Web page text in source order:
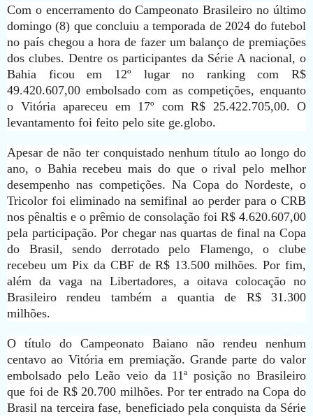
Com o encerramento do Campeonato Brasileiro no último
domingo (8) que concluiu a temporada de 2024 do futebol
no país chegou a hora de fazer um balanço de premiações
dos clubes. Dentre os participantes da Série A nacional, o
Bahia ficou em 12º lugar no ranking com R$
49.420.607,00 embolsado com as competições, enquanto
o Vitória apareceu em 17º com R$ 25.422.705,00. O
levantamento foi feito pelo site ge.globo.
Apesar de não ter conquistado nenhum título ao longo do
ano, o Bahia recebeu mais do que o rival pelo melhor
desempenho nas competições. Na Copa do Nordeste, o
Tricolor foi eliminado na semifinal ao perder para o CRB
nos pênaltis e o prêmio de consolação foi R$ 4.620.607,00
pela participação. Por chegar nas quartas de final na Copa
do Brasil, sendo derrotado pelo Flamengo, o clube
recebeu um Pix da CBF de R$ 13.500 milhões. Por fim,
além da vaga na Libertadores, a oitava colocação no
Brasileiro rendeu também a quantia de R$ 31.300
milhões.
O título do Campeonato Baiano não rendeu nenhum
centavo ao Vitória em premiação. Grande parte do valor
embolsado pelo Leão veio da 11ª posição no Brasileiro
que foi de R$ 20.700 milhões. Por ter entrado na Copa do
Brasil na terceira fase, beneficiado pela conquista da Série